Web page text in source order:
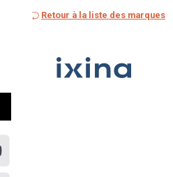
Retour à la liste des marques